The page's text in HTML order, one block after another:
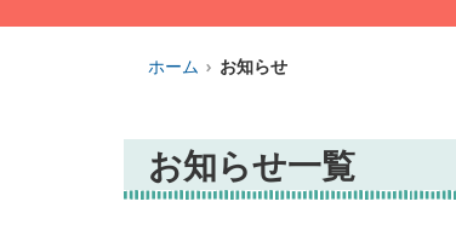
ホーム お知らせ
お知らせ一覧